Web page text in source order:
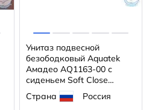
Унитаз подвесной
безободковый Aquatek
Амадео AQ1163-00 с
сиденьем Soft Close
(микролифт)
Страна Россия